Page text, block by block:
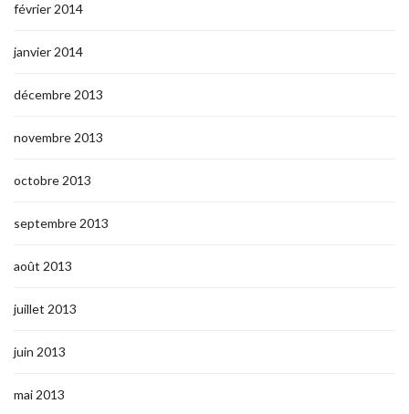
février 2014
janvier 2014
décembre 2013
novembre 2013
octobre 2013
septembre 2013
août 2013
juillet 2013
juin 2013
mai 2013